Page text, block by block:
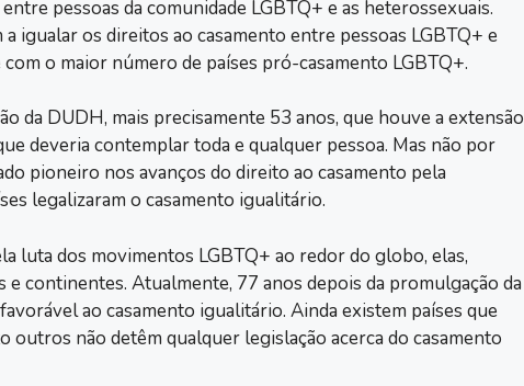
pessoas da comunidade LGBTQ+ e as heterossexuais.
igualar os direitos ao casamento entre pessoas LGBTQ+ e
o maior número de países pró-casamento LGBTQ+.
da DUDH, mais precisamente 53 anos, que houve a extensão
deveria contemplar toda e qualquer pessoa. Mas não por
pioneiro nos avanços do direito ao casamento pela
legalizaram o casamento igualitário.
luta dos movimentos LGBTQ+ ao redor do globo, elas,
e continentes. Atualmente, 77 anos depois da promulgação da
ao casamento igualitário. Ainda existem países que
não detêm qualquer legislação acerca do casamento